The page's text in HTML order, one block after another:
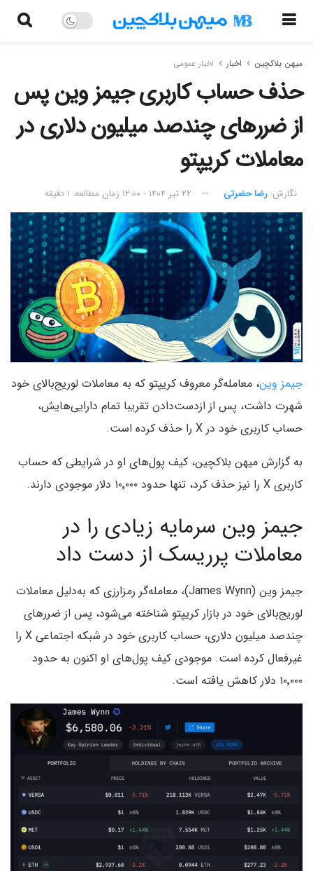
میهن بلاکچین اخبار اخبار عمومی
حذف حساب کاربری جیمز وین پس
از ضررهای چندصد میلیون دلاری در
معاملات کریپتو
نگارش:‌ رضا حضرتی ۲۲ تیر ۱۴۰۴ - ۱۲:۰۰ زمان مطالعه: ۱ دقیقه
جیمز وین، معامله‌گر معروف کریپتو که به معاملات لوریج‌بالای خود
شهرت داشت، پس از از‌دست‌دادن تقریبا تمام دارایی‌هایش،
حساب کاربری خود در X را حذف کرده است.
به گزارش میهن بلاکچین، کیف پول‌های او در شرایطی که حساب
کاربری X را نیز حذف کرد، تنها حدود ۱۰٬۰۰۰ دلار موجودی دارند.
جیمز وین سرمایه زیادی را در
معاملات پرریسک از دست داد
جیمز وین (James Wynn)، معامله‌گر رمزارزی که به‌دلیل معاملات
لوریج‌بالای خود در بازار کریپتو شناخته می‌شود، پس از ضررهای
چندصد میلیون دلاری، حساب کاربری خود در شبکه اجتماعی X را
غیرفعال کرده است. موجودی کیف پول‌های او اکنون به حدود
۱۰٬۰۰۰ دلار کاهش یافته است.